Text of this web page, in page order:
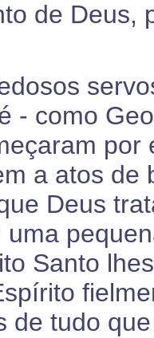
de Deus,
- como
por
a atos de
Deus
uma
Santo
de tudo